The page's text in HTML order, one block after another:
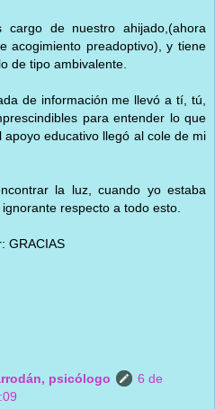
cargo de nuestro ahijado,(ahora
acogimiento preadoptivo), y tiene
de tipo ambivalente.
de información me llevó a tí, tú,
para entender lo que
apoyo educativo llegó al cole de mi
la luz, cuando yo estaba
respecto a todo esto.
GRACIAS
psicólogo
6 de